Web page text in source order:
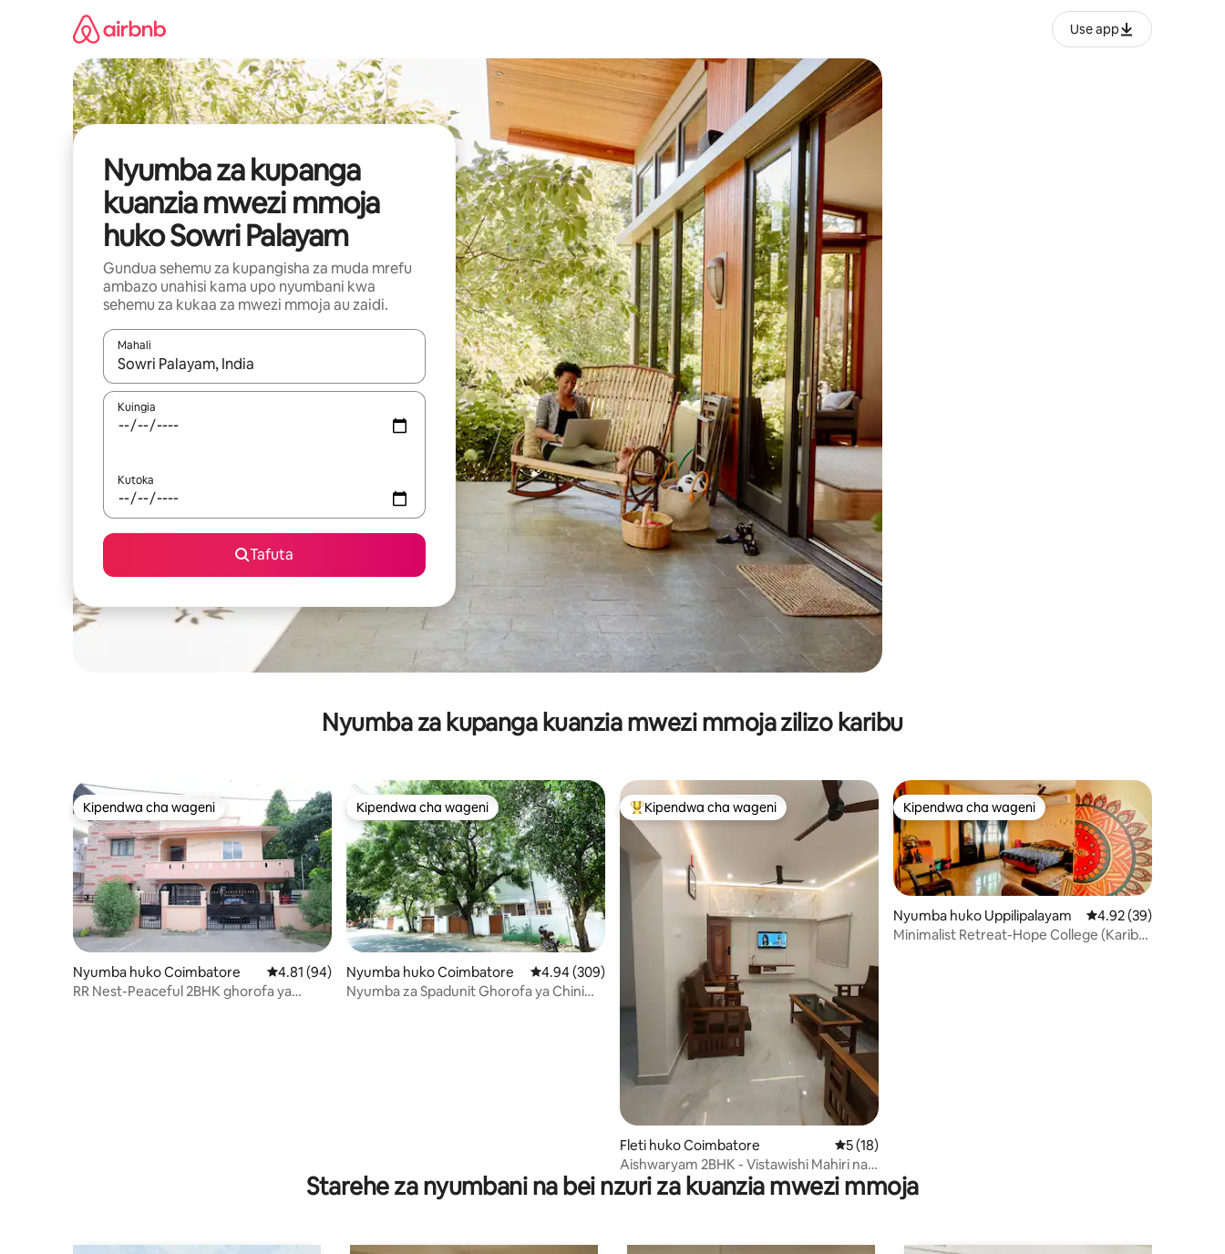
Use app
Nyumba za kupanga
kuanzia mwezi mmoja
huko Sowri Palayam
Gundua sehemu za kupangisha za muda mrefu
ambazo unahisi kama upo nyumbani kwa
sehemu za kukaa za mwezi mmoja au zaidi.
Mahali
Wakati matokeo yanapatikana, vinjari kwa kutumia vitufe vya vishale vya juu na chini au uchunguze kwa kugusa au kutelezesha kidole kwenye ishara.
Kuingia
Kutoka
Tafuta
Nyumba za kupanga kuanzia mwezi mmoja zilizo karibu
Kipendwa cha wageni
Kipendwa cha wageni
Nyumba huko Coimbatore Ukadiriaji wa wastani wa 4.81 kati ya 5, tathmini 94
4.81 (94)
RR Nest-Peaceful 2BHK ghorofa ya
Kipendwa cha wageni
Kipendwa cha wageni
Nyumba huko Coimbatore Ukadiriaji wa wastani wa 4.94 kati ya 5, tathmini 309
4.94 (309)
Nyumba za Spadunit Ghorofa ya Chini
Kipendwa maarufu cha wageni
Kipendwa cha wageni
Fleti huko Coimbatore Ukadiriaji wa wastani wa 5 kati ya 5, tathmini 18
5 (18)
Aishwaryam 2BHK - Vistawishi Mahiri na
Eneo Bora
Kipendwa cha wageni
Kipendwa cha wageni
Nyumba huko Uppilipalayam Ukadiriaji wa wastani
4.92 (39)
Minimalist Retreat-Hope College (Karibu
Starehe za nyumbani na bei nzuri za kuanzia mwezi mmoja